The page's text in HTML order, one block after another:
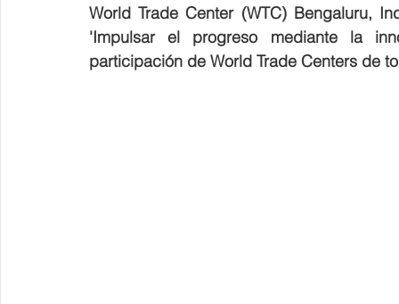
World Trade Center (WTC) Bengaluru,
'Impulsar el progreso mediante la
participación de World Trade Centers de